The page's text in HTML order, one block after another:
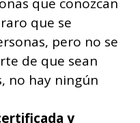
que se
pero no se
de que sean
no hay ningún
y